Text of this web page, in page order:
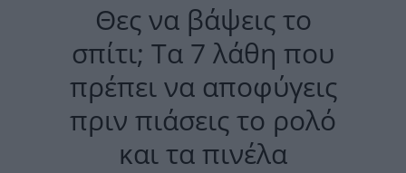
Θες να βάψεις το
σπίτι; Τα 7 λάθη που
πρέπει να αποφύγεις
πριν πιάσεις το ρολό
και τα πινέλα